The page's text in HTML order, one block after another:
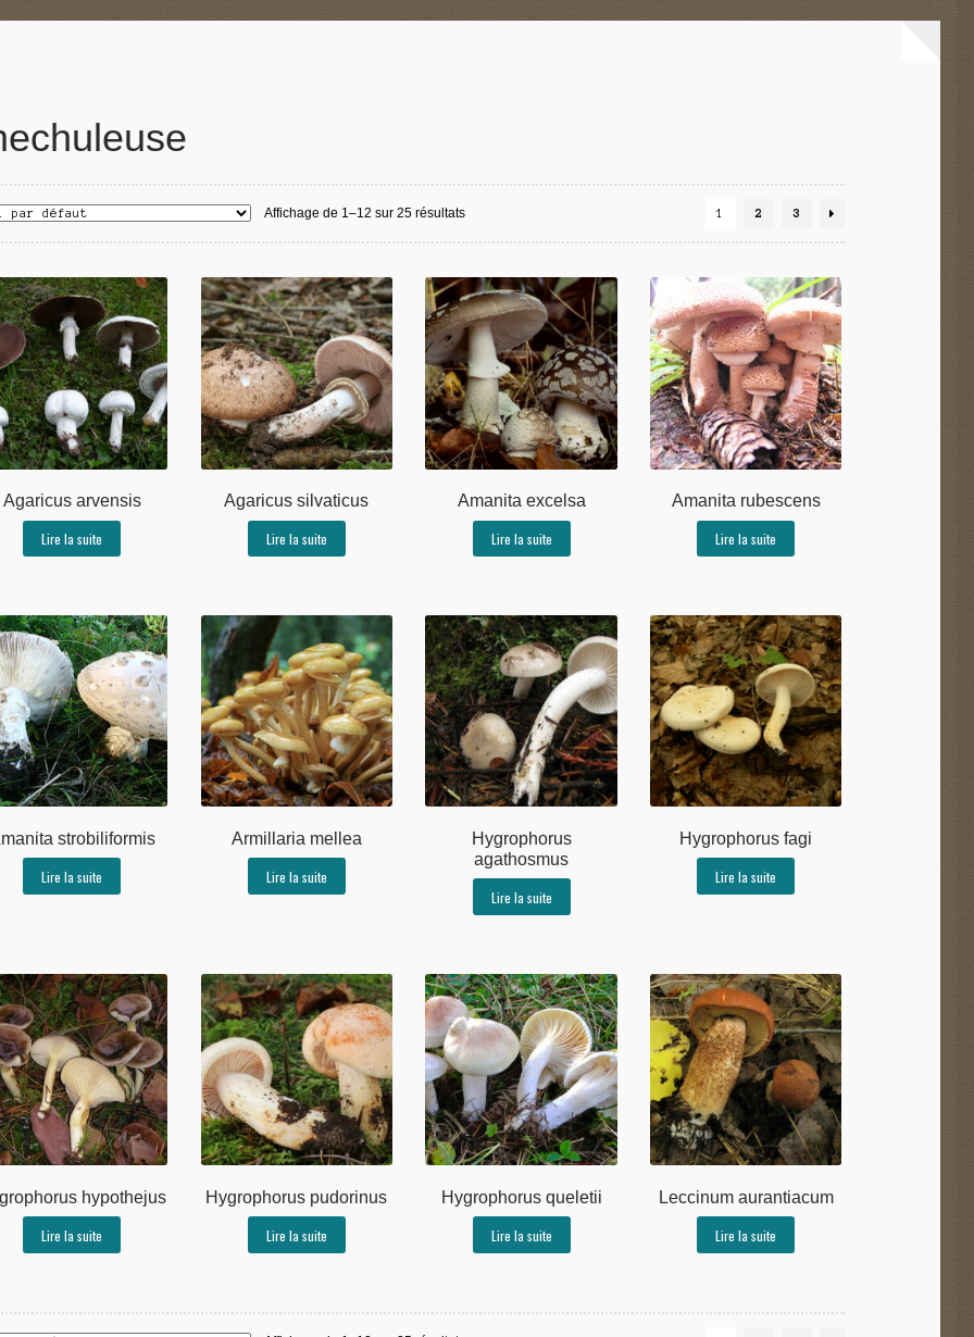
Affichage de 1–12 sur 25 résultats 1 2 3
Agaricus arvensis
Lire la suite
Agaricus silvaticus
Lire la suite
Amanita excelsa
Lire la suite
Amanita rubescens
Lire la suite
strobiliformis
Lire la suite
Armillaria mellea
Lire la suite
Hygrophorus
agathosmus
Lire la suite
Hygrophorus fagi
Lire la suite
hypothejus
Lire la suite
Hygrophorus pudorinus
Lire la suite
Hygrophorus queletii
Lire la suite
Leccinum aurantiacum
Lire la suite